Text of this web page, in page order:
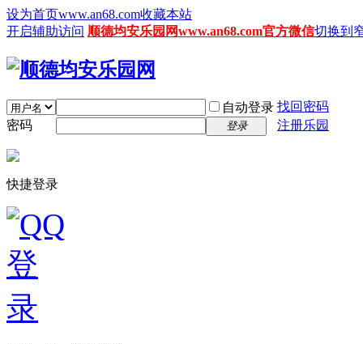
设为首页www.an68.com收藏本站
开启辅助访问 顺德均安乐园网www.an68.com官方微信切换到
自动登录 找回密码
密码
登录 注册乐园
快捷登录